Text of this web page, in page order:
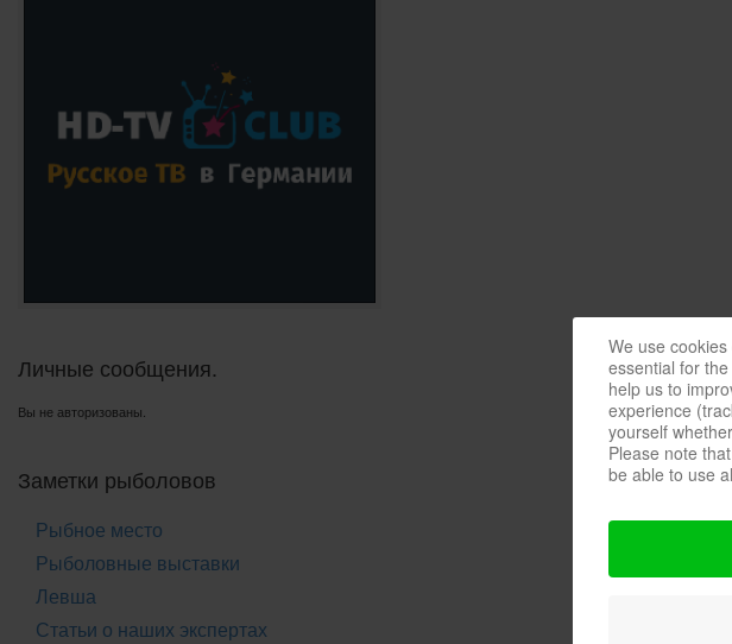
Личные сообщения.
Вы не авторизованы.
Заметки рыболовов
Рыбное место
Рыболовные выставки
Левша
Статьи о наших экспертах
We use
essential for
help us to
experience
yourself
Please note
be able to use